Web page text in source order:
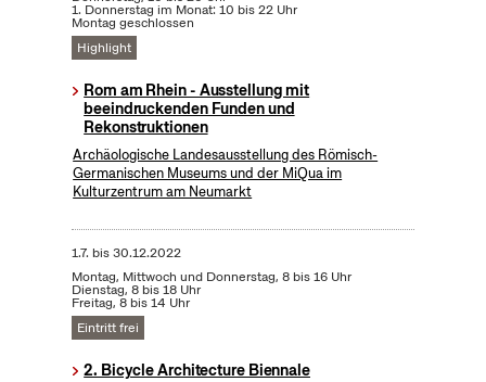
1. Donnerstag im Monat: 10 bis 22 Uhr
Montag geschlossen
Highlight
Rom am Rhein - Ausstellung mit
beeindruckenden Funden und
Rekonstruktionen
Archäologische Landesausstellung des Römisch-
Germanischen Museums und der MiQua im
Kulturzentrum am Neumarkt
1.7. bis30.12.2022
Montag, Mittwoch und Donnerstag, 8 bis 16 Uhr
Dienstag, 8 bis 18 Uhr
Freitag, 8 bis 14 Uhr
Eintritt frei
2. Bicycle Architecture Biennale